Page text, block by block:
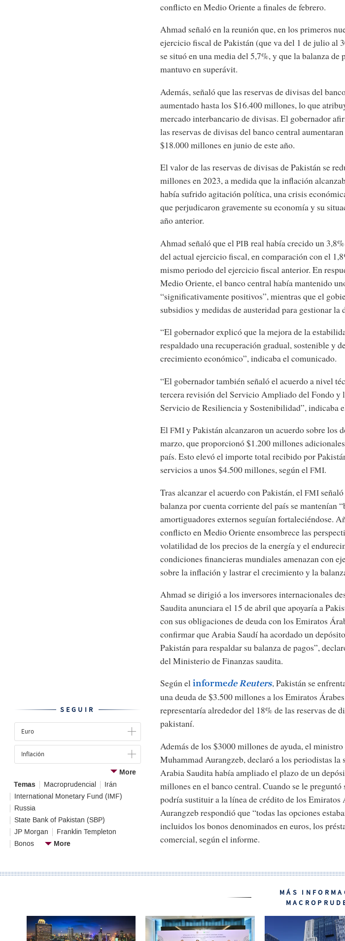
SEGUIR
Euro
Inflación
More
Temas
Macroprudencial
Irán
International Monetary Fund (IMF)
Russia
State Bank of Pakistan (SBP)
JP Morgan
Franklin Templeton
Bonos
More
conflicto en Medio Oriente a finales de febrero.
Ahmad señaló en la reunión que, en los primeros
ejercicio fiscal de Pakistán (que va del 1 de julio al
se situó en una media del 5,7%, y que la balanza de
mantuvo en superávit.
Además, señaló que las reservas de divisas del
aumentado hasta los $16.400 millones, lo que
mercado interbancario de divisas. El gobernador
las reservas de divisas del banco central
$18.000 millones en junio de este año.
El valor de las reservas de divisas de Pakistán se
millones en 2023, a medida que la inflación
había sufrido agitación política, una crisis
que perjudicaron gravemente su economía y su
año anterior.
Ahmad señaló que el PIB real había crecido un
del actual ejercicio fiscal, en comparación con el
mismo periodo del ejercicio fiscal anterior. En
Medio Oriente, el banco central había mantenido
“significativamente positivos”, mientras que el
subsidios y medidas de austeridad para gestionar la
“El gobernador explicó que la mejora de la
respaldado una recuperación gradual, sostenible y
crecimiento económico”, indicaba el comunicado.
“El gobernador también señaló el acuerdo a nivel
tercera revisión del Servicio Ampliado del Fondo y
Servicio de Resiliencia y Sostenibilidad”, indicaba
ElFMIy Pakistán alcanzaron un acuerdo sobre los
marzo, que proporcionó $1.200 millones
país. Esto elevó el importe total recibido por
servicios a unos $4.500 millones, según elFMI.
Tras alcanzar el acuerdo con Pakistán, el FMI
balanza por cuenta corriente del país se mantenían
amortiguadores externos seguían fortaleciéndose.
conflicto en Medio Oriente ensombrece las
volatilidad de los precios de la energía y el
condiciones financieras mundiales amenazan con
sobre la inflación y lastrar el crecimiento y la
Ahmad se dirigió a los inversores internacionales
Saudita anunciara el 15 de abril que apoyaría a
con sus obligaciones de deuda con los Emiratos
confirmar que Arabia Saudí ha acordado un
Pakistán para respaldar su balanza de pagos”,
del Ministerio de Finanzas saudita.
Según el informede Reuters, Pakistán se
una deuda de $3.500 millones a los Emiratos
representaría alrededor del 18% de las reservas de
pakistaní.
Además de los $3000 millones de ayuda, el
Muhammad Aurangzeb, declaró a los periodistas la
Arabia Saudita había ampliado el plazo de un
millones en el banco central. Cuando se le preguntó
podría sustituir a la línea de crédito de los Emiratos
Aurangzeb respondió que “todas las opciones
incluidos los bonos denominados en euros, los
comercial, según el informe.
MÁS